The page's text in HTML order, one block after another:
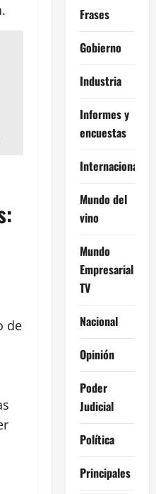
de
Frases
Gobierno
Industria
Informes y
encuestas
Internacional
Mundo del
vino
Mundo
Empresarial
TV
Nacional
Opinión
Poder
Judicial
Política
Principales